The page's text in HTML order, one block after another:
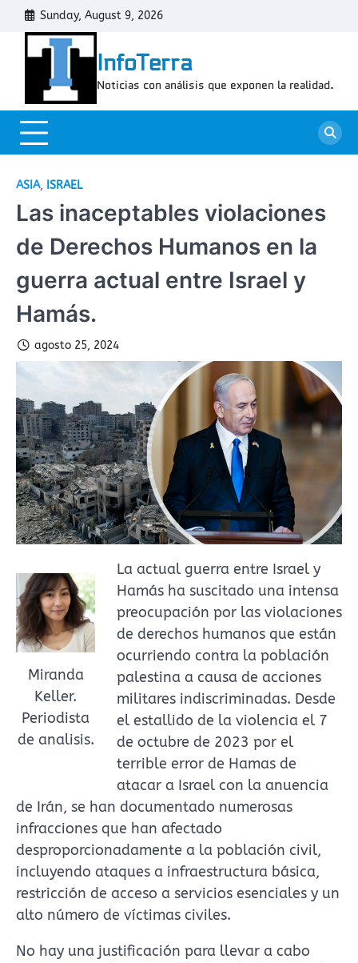
Skip
content
Sunday, August 9, 2026
InfoTerra
Noticias con análisis que exponen la realidad.
ASIA, ISRAEL
Las inaceptables violaciones
de Derechos Humanos en la
guerra actual entre Israel y
Hamás.
agosto 25, 2024
Miranda
Keller.
Periodista
de analisis.
La actual guerra entre Israel y
Hamás ha suscitado una intensa
preocupación por las violaciones
de derechos humanos que están
ocurriendo contra la población
palestina a causa de acciones
militares indiscriminadas. Desde
el estallido de la violencia el 7
de octubre de 2023 por el
terrible error de Hamas de
atacar a Israel con la anuencia
de Irán, se han documentado numerosas
infracciones que han afectado
desproporcionadamente a la población civil,
incluyendo ataques a infraestructura básica,
restricción de acceso a servicios esenciales y un
alto número de víctimas civiles.
No hay una justificación para llevar a cabo